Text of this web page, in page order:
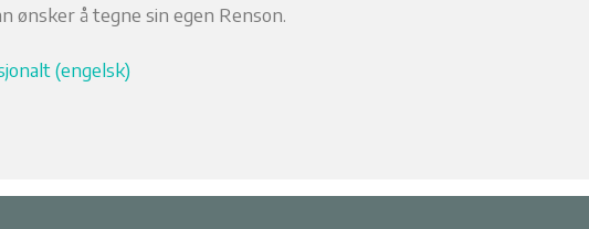
ønsker å tegne sin egen Renson.
(engelsk)